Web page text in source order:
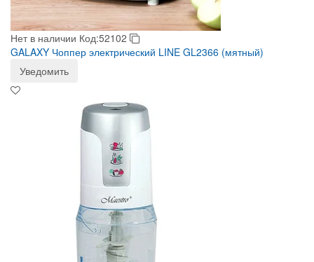
Нет в наличии Код:52102
GALAXY Чоппер электрический LINE GL2366 (мятный)
Уведомить